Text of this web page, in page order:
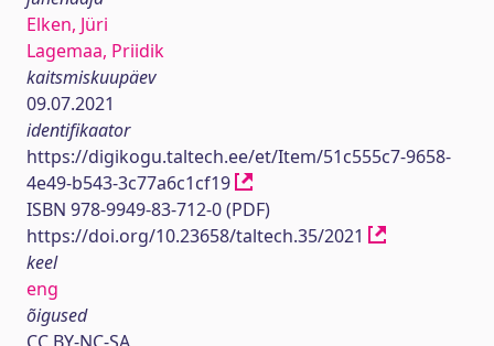
Elken, Jüri
Lagemaa, Priidik
kaitsmiskuupäev
09.07.2021
identifikaator
https://digikogu.taltech.ee/et/Item/51c555c7-9658-
4e49-b543-3c77a6c1cf19
ISBN 978-9949-83-712-0 (PDF)
https://doi.org/10.23658/taltech.35/2021
keel
eng
õigused